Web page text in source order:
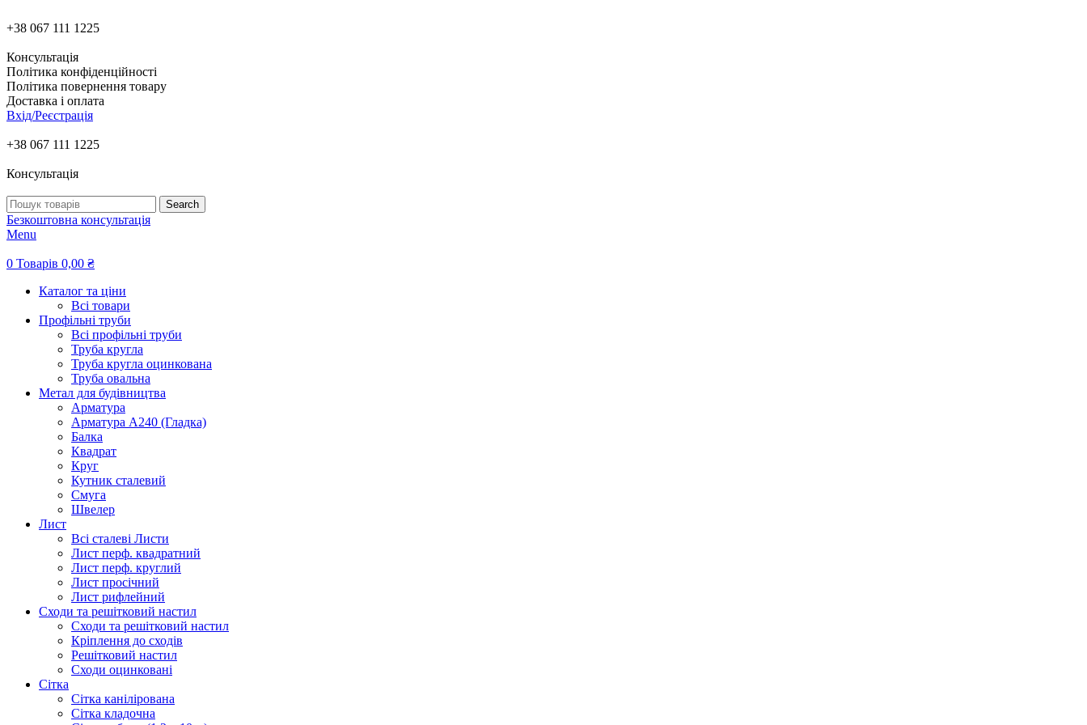
+38 067 111 1225
Консультація
Політика конфіденційності
Політика повернення товару
Доставка і оплата
Вхід/Реєстрація
+38 067 111 1225
Консультація
Search
Безкоштовна консультація
Menu
0 Товарів 0,00 ₴
Каталог та ціни
Всі товари
Профільні труби
Всі профільні труби
Труба кругла
Труба кругла оцинкована
Труба овальна
Метал для будівництва
Арматура
Арматура А240 (Гладка)
Балка
Квадрат
Круг
Кутник сталевий
Смуга
Швелер
Лист
Всі сталеві Листи
Лист перф. квадратний
Лист перф. круглий
Лист просічний
Лист рифлейний
Сходи та решітковий настил
Сходи та решітковий настил
Кріплення до сходів
Решітковий настил
Сходи оцинковані
Сітка
Сітка канілірована
Сітка кладочна